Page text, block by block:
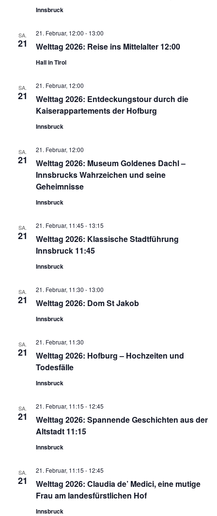
Innsbruck
SA.
21 Welttag 2026: Reise ins Mittelalter 12:00
21. Februar, 12:00 - 13:00
Hall in Tirol
SA.
21
Welttag 2026: Entdeckungstour durch die
Kaiserappartements der Hofburg
21. Februar, 12:00
Innsbruck
SA.
21
Welttag 2026: Museum Goldenes Dachl –
Innsbrucks Wahrzeichen und seine
Geheimnisse
21. Februar, 12:00
Innsbruck
SA.
21
Welttag 2026: Klassische Stadtführung
Innsbruck 11:45
21. Februar, 11:45 - 13:15
Innsbruck
SA.
21 Welttag 2026: Dom St Jakob
21. Februar, 11:30 - 13:00
Innsbruck
SA.
21
Welttag 2026: Hofburg – Hochzeiten und
Todesfälle
21. Februar, 11:30
Innsbruck
SA.
21
Welttag 2026: Spannende Geschichten aus der
Altstadt 11:15
21. Februar, 11:15 - 12:45
Innsbruck
SA.
21
Welttag 2026: Claudia de’ Medici, eine mutige
Frau am landesfürstlichen Hof
21. Februar, 11:15 - 12:45
Innsbruck